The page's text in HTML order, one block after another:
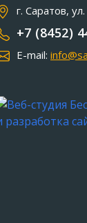
г. Саратов,
+7 (8452)
E-mail: